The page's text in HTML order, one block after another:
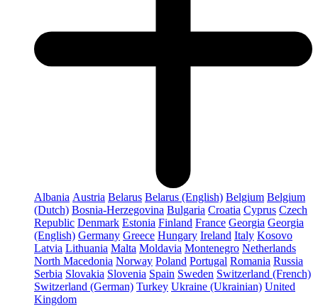
Albania Austria Belarus Belarus (English) Belgium Belgium
(Dutch) Bosnia-Herzegovina Bulgaria Croatia Cyprus Czech
Republic Denmark Estonia Finland France Georgia Georgia
(English) Germany Greece Hungary Ireland Italy Kosovo
Latvia Lithuania Malta Moldavia Montenegro Netherlands
North Macedonia Norway Poland Portugal Romania Russia
Serbia Slovakia Slovenia Spain Sweden Switzerland (French)
Switzerland (German) Turkey Ukraine (Ukrainian) United
Kingdom